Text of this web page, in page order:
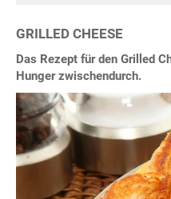
GRILLED CHEESE
Das Rezept für den Grilled
Hunger zwischendurch.